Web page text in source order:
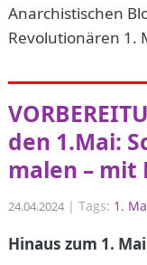
Anarchistischen
Revolutionären 1.
den 1.Mai:
malen – mit
24.04.2024 |Tags: 1.
Hinaus zum 1.